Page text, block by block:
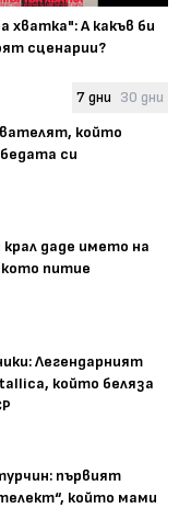
хватка": А какъв би
сценарии?
7 дни 30 дни
който
си
крал даде името на
питие
Легендарният
който беляза
първият
който мами